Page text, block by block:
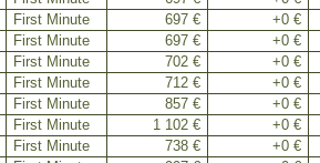
First Minute 697 € +0 €
First Minute 697 € +0 €
First Minute 702 € +0 €
First Minute 712 € +0 €
First Minute 857 € +0 €
First Minute 1 102 € +0 €
First Minute 738 € +0 €